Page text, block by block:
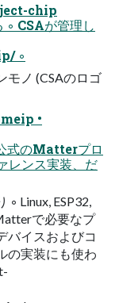
chip
CSAが管理し
◦
モノ (CSAのロゴ
•
のMatterプロ
レンス実装、だ
Linux, ESP32,
で必要なプ
バイスおよびコ
の実装にも使わ